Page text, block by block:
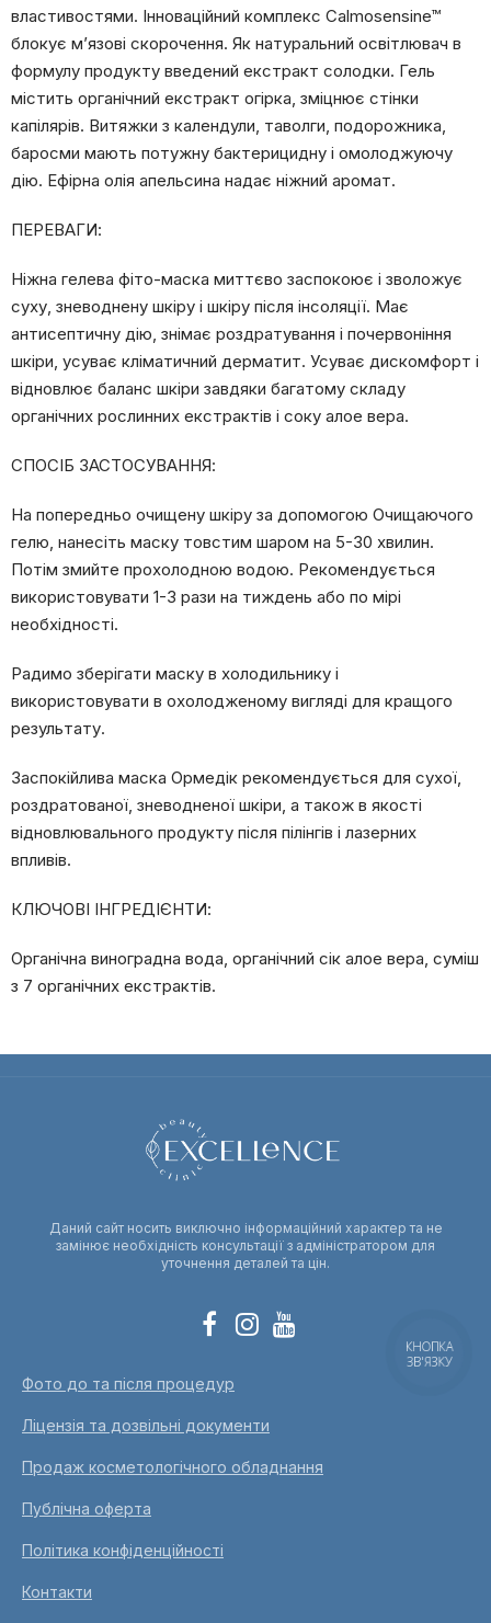
властивостями. Інноваційний комплекс Calmosensine™
блокує м’язові скорочення. Як натуральний освітлювач в
формулу продукту введений екстракт солодки. Гель
містить органічний екстракт огірка, зміцнює стінки
капілярів. Витяжки з календули, таволги, подорожника,
баросми мають потужну бактерицидну і омолоджуючу
дію. Ефірна олія апельсина надає ніжний аромат.
ПЕРЕВАГИ:
Ніжна гелева фіто-маска миттєво заспокоює і зволожує
суху, зневоднену шкіру і шкіру після інсоляції. Має
антисептичну дію, знімає роздратування і почервоніння
шкіри, усуває кліматичний дерматит. Усуває дискомфорт і
відновлює баланс шкіри завдяки багатому складу
органічних рослинних екстрактів і соку алое вера.
СПОСІБ ЗАСТОСУВАННЯ:
На попередньо очищену шкіру за допомогою Очищаючого
гелю, нанесіть маску товстим шаром на 5-30 хвилин.
Потім змийте прохолодною водою. Рекомендується
використовувати 1-3 рази на тиждень або по мірі
необхідності.
Радимо зберігати маску в холодильнику і
використовувати в охолодженому вигляді для кращого
результату.
Заспокійлива маска Ормедік рекомендується для сухої,
роздратованої, зневодненої шкіри, а також в якості
відновлювального продукту після пілінгів і лазерних
впливів.
КЛЮЧОВІ ІНГРЕДІЄНТИ:
Органічна виноградна вода, органічний сік алое вера, суміш
з 7 органічних екстрактів.
Даний сайт носить виключно інформаційний характер та не
замінює необхідність консультації з адміністратором для
уточнення деталей та цін.
Фото до та після процедур
Ліцензія та дозвільні документи
Продаж косметологічного обладнання
Публічна оферта
Політика конфіденційності
Контакти
КНОПКА
ЗВ'ЯЗКУ